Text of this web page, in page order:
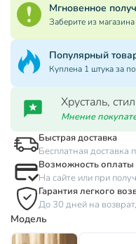
Мгновенное
Заберите из
Популярный
Куплена 1 штука за
Хрусталь,
Мнение
Быстрая доставка
Бесплатная доставка
Возможность оплаты
На сайте или при
Гарантия легкого
До 30 дней на
Модель